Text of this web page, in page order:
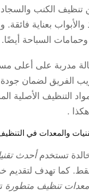
تنظيف الكنب والسجاد
والأبواب بعناية
السباحة أيضًا.
مدربة على أعلى
الفريق لضمان
التنظيف الأصلية
.
والمعدات في
تستخدمأحدث
كما تهدف لتقديم
معدات تنظيف متطورة